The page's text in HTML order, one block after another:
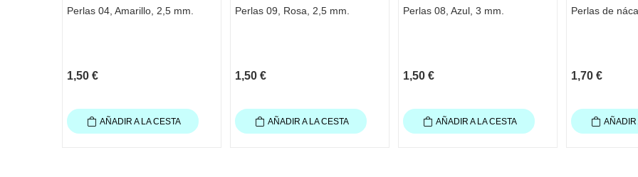
Perlas 04, Amarillo, 2,5 mm.
1,50 €
AÑADIR A LA CESTA
Perlas 09, Rosa, 2,5 mm.
1,50 €
AÑADIR A LA CESTA
Perlas 08, Azul, 3 mm.
1,50 €
AÑADIR A LA CESTA
Perlas de
1,70 €
AÑADIR